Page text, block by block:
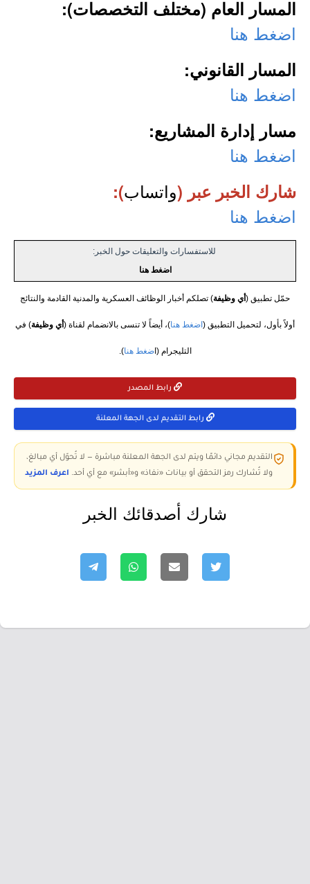
المسار العام (مختلف التخصصات):
اضغط هنا
المسار القانوني:
اضغط هنا
مسار إدارة المشاريع:
اضغط هنا
شارك الخبر عبر (واتساب):
اضغط هنا
للاستفسارات والتعليقات حول الخبر:
اضغط هنا
حمّل تطبيق ( أي وظيفة) تصلكم أخبار الوظائف العسكرية والمدنية القادمة والنتائج
أولاً بأول، لتحميل التطبيق ( اضغط هنا)، أيضاً لا تنسى بالانضمام لقناة ( أي وظيفة) في
التليجرام (اضغط هنا).
رابط المصدر
رابط التقديم لدى الجهة المعلنة
التقديم مجاني دائمًا ويتم لدى الجهة المعلنة مباشرة — لا تُحوّل أي مبالغ،
ولا تُشارك رمز التحقق أو بيانات «نفاذ» و«أبشر» مع أي أحد. اعرف المزيد
شارك أصدقائك الخبر